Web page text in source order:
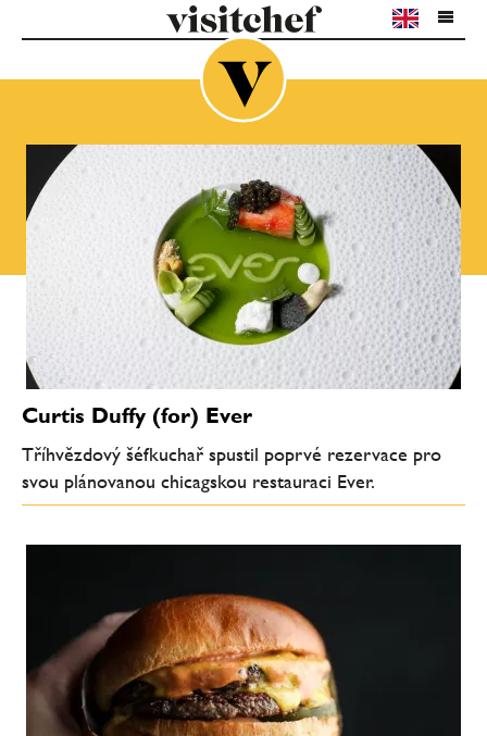
Curtis Duffy (for) Ever
Tříhvězdový šéfkuchař spustil poprvé rezervace pro
svou plánovanou chicagskou restauraci Ever.